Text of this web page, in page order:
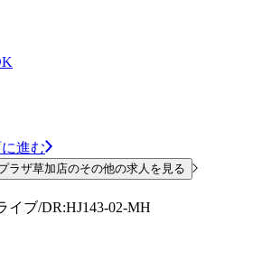
進む
ラザ草加店のその他の求人を見る
ブ/DR:HJ143-02-MH